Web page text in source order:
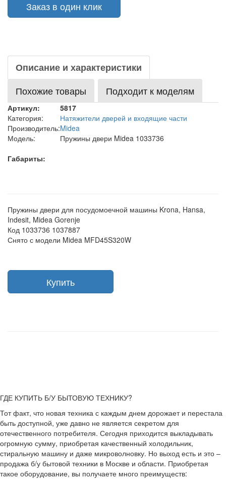
Заказ в один клик
Описание и характеристики
Похожие товары
Подходит к моделям
Артикул:
5817
Категория:
Натяжители дверей и входящие части
Производитель:Midea
Модель:
Пружины двери Midea 1033736
Габариты:
Пружины двери для посудомоечной машины Krona, Hansa,
Indesit, Midea Gorenje
Код 1033736 1037887
Снято с модели Midea MFD45S320W
ГДЕ КУПИТЬ Б/У БЫТОВУЮ ТЕХНИКУ?
Тот факт, что новая техника с каждым днем дорожает и перестала
быть доступной, уже давно не является секретом для
отечественного потребителя. Сегодня приходится выкладывать
огромную сумму, приобретая качественный холодильник,
стиральную машину и даже микроволновку. Но выход есть и это –
продажа б/у бытовой техники в Москве и области. Приобретая
такое оборудование, вы получаете много преимуществ: